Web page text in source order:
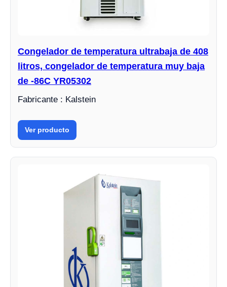
Congelador de temperatura ultrabaja de 408
litros, congelador de temperatura muy baja
de -86C YR05302
Fabricante : Kalstein
Ver producto